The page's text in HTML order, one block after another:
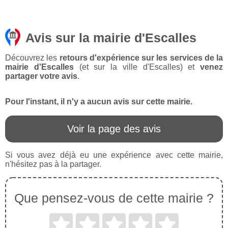
Avis sur la mairie d'Escalles
Découvrez les retours d'expérience sur les services de la
mairie d'Escalles(et sur la ville d'Escalles) et venez
partager votre avis.
Pour l'instant, il n'y a aucun avis sur cette mairie.
Voir la page des avis
Si vous avez déjà eu une expérience avec cette mairie,
n'hésitez pas à la partager.
Que pensez-vous de cette mairie ?